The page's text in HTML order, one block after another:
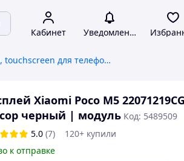
Кабинет Уведомления
Дисплей, touchscreen для телефонов
Xiaomi Poco M5
черный | модуль Код: 5489509
5.0 (7)
120+ купили
к отправке